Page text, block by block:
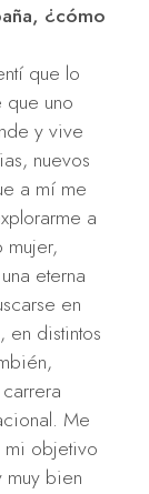
¿cómo
que lo
uno
y vive
nuevos
a mí me
a
eterna
en
en distintos
Me
mi objetivo
muy bien